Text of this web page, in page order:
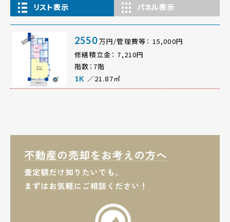
リスト表示 パネル表示
2550万円/管理費等： 15,000円
修繕積立金： 7,210円
階数：7階
1K ／21.87㎡